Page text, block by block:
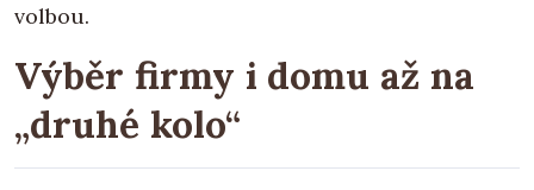
volbou.
Výběr firmy i domu až na
„druhé kolo“